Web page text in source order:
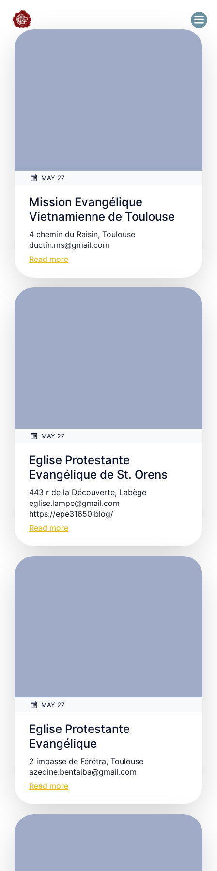
MAY 27
Mission Evangélique
Vietnamienne de Toulouse
4 chemin du Raisin, Toulouse
ductin.ms@gmail.com
Read more
MAY 27
Eglise Protestante
Evangélique de St. Orens
443 r de la Découverte, Labège
eglise.lampe@gmail.com
https://epe31650.blog/
Read more
MAY 27
Eglise Protestante
Evangélique
2 impasse de Férétra, Toulouse
azedine.bentaiba@gmail.com
Read more